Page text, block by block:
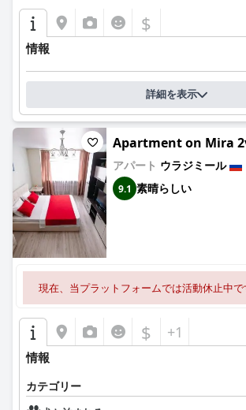
$
情報
詳細を表示
Apartment on Mira
アパート ウラジミール
9.1 素晴らしい
現在、当プラットフォームでは活動休止中で
$ +1
情報
カテゴリー